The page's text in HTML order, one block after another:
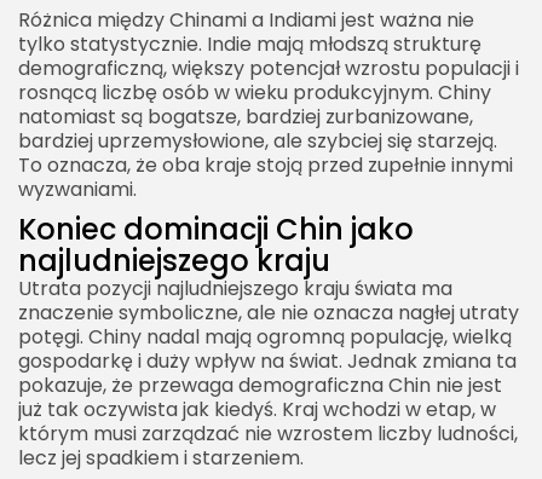
Różnica między Chinami a Indiami jest ważna nie
tylko statystycznie. Indie mają młodszą strukturę
demograficzną, większy potencjał wzrostu populacji i
rosnącą liczbę osób w wieku produkcyjnym. Chiny
natomiast są bogatsze, bardziej zurbanizowane,
bardziej uprzemysłowione, ale szybciej się starzeją.
To oznacza, że oba kraje stoją przed zupełnie innymi
wyzwaniami.
Koniec dominacji Chin jako
najludniejszego kraju
Utrata pozycji najludniejszego kraju świata ma
znaczenie symboliczne, ale nie oznacza nagłej utraty
potęgi. Chiny nadal mają ogromną populację, wielką
gospodarkę i duży wpływ na świat. Jednak zmiana ta
pokazuje, że przewaga demograficzna Chin nie jest
już tak oczywista jak kiedyś. Kraj wchodzi w etap, w
którym musi zarządzać nie wzrostem liczby ludności,
lecz jej spadkiem i starzeniem.